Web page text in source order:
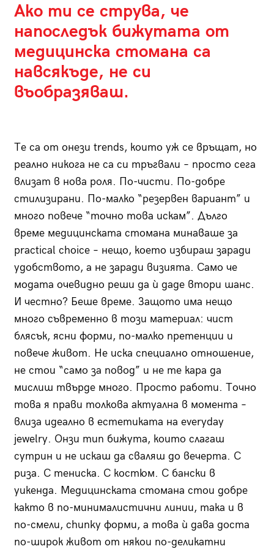
Ако ти се струва, че
напоследък бижутата от
медицинска стомана са
навсякъде, не си
въобразяваш.
Те са от онези trends, които уж се връщат, но
реално никога не са си тръгвали – просто сега
влизат в нова роля. По-чисти. По-добре
стилизирани. По-малко “резервен вариант” и
много повече “точно това искам”. Дълго
време медицинската стомана минаваше за
practical choice – нещо, което избираш заради
удобството, а не заради визията. Само че
модата очевидно реши да ѝ даде втори шанс.
И честно? Беше време. Защото има нещо
много съвременно в този материал: чист
блясък, ясни форми, по-малко претенции и
повече живот. Не иска специално отношение,
не стои “само за повод” и не те кара да
мислиш твърде много. Просто работи. Точно
това я прави толкова актуална в момента –
влиза идеално в естетиката на everyday
jewelry. Онзи тип бижута, които слагаш
сутрин и не искаш да сваляш до вечерта. С
риза. С тениска. С костюм. С бански в
уикенда. Медицинската стомана стои добре
както в по-минималистични линии, така и в
по-смели, chunky форми, а това ѝ дава доста
по-широк живот от някои по-деликатни